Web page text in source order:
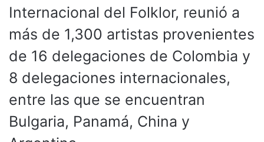
Internacional del Folklor, reunió a
más de 1,300 artistas provenientes
de 16 delegaciones de Colombia y
8 delegaciones internacionales,
entre las que se encuentran
Bulgaria, Panamá, China y